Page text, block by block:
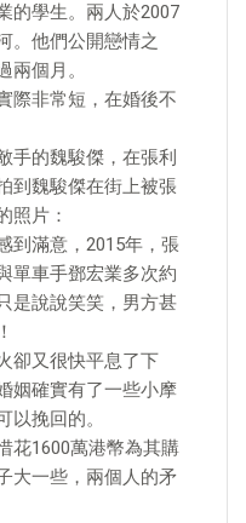
的學生。兩人於2007
。他們公開戀情之
兩個月。
際非常短，在婚後不
手的魏駿傑，在張利
到魏駿傑在街上被張
照片：
到滿意，2015年，張
單車手鄧宏業多次約
是說說笑笑，男方甚
卻又很快平息了下
姻確實有了一些小摩
挽回的。
花1600萬港幣為其購
大一些，兩個人的矛